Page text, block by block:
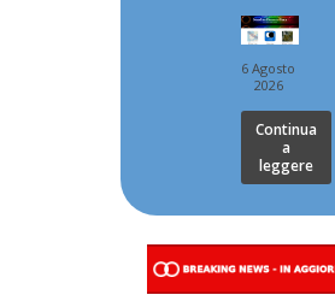
6 Agosto
2026
Continua
a
leggere